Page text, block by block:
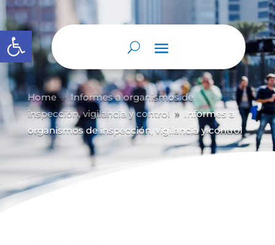
Abrir barra de herramientas
Home 9 Informes a organismos de
inspección, vigilancia y control 9
Informes a
organismos de inspección, vigilancia y control